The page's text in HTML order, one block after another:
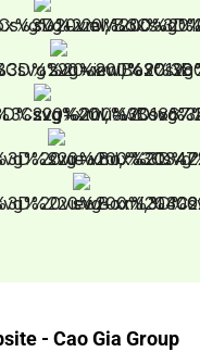
- Cao Gia Group